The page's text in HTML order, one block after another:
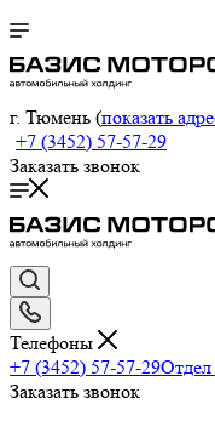
г. Тюмень (показать
+7 (3452) 57-57-29
Заказать звонок
Телефоны
+7 (3452) 57-57-29
Заказать звонок